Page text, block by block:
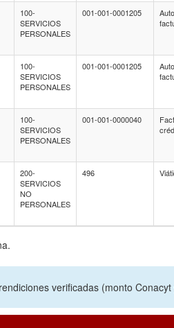
100-
SERVICIOS
PERSONALES
001-001-0001205
Auto
100-
SERVICIOS
PERSONALES
001-001-0001205
Auto
100-
SERVICIOS
PERSONALES
001-001-0000040
200-
SERVICIOS
NO
PERSONALES
496
verificadas (monto